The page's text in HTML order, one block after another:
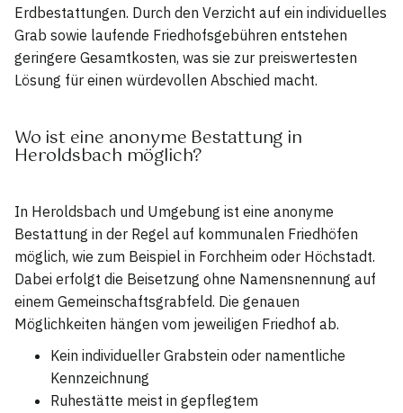
Erdbestattungen. Durch den Verzicht auf ein individuelles
Grab sowie laufende Friedhofsgebühren entstehen
geringere Gesamtkosten, was sie zur preiswertesten
Lösung für einen würdevollen Abschied macht.
Wo ist eine anonyme Bestattung in
Heroldsbach möglich?
In Heroldsbach und Umgebung ist eine anonyme
Bestattung in der Regel auf kommunalen Friedhöfen
möglich, wie zum Beispiel in Forchheim oder Höchstadt.
Dabei erfolgt die Beisetzung ohne Namensnennung auf
einem Gemeinschaftsgrabfeld. Die genauen
Möglichkeiten hängen vom jeweiligen Friedhof ab.
Kein individueller Grabstein oder namentliche
Kennzeichnung
Ruhestätte meist in gepflegtem